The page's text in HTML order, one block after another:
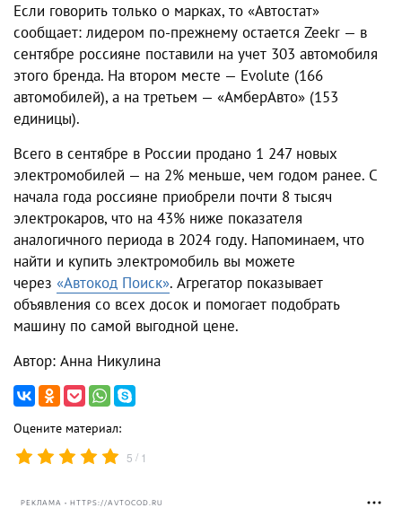
Если говорить только о марках, то «Автостат»
сообщает: лидером по-прежнему остается Zeekr — в
сентябре россияне поставили на учет 303 автомобиля
этого бренда. На втором месте — Evolute (166
автомобилей), а на третьем — «АмберАвто» (153
единицы).
Всего в сентябре в России продано 1 247 новых
электромобилей — на 2% меньше, чем годом ранее. С
начала года россияне приобрели почти 8 тысяч
электрокаров, что на 43% ниже показателя
аналогичного периода в 2024 году. Напоминаем, что
найти и купить электромобиль вы можете
через «Автокод Поиск». Агрегатор показывает
объявления со всех досок и помогает подобрать
машину по самой выгодной цене.
Автор: Анна Никулина
Оцените материал:
5 / 1
РЕКЛАМА • HTTPS://AVTOCOD.RU